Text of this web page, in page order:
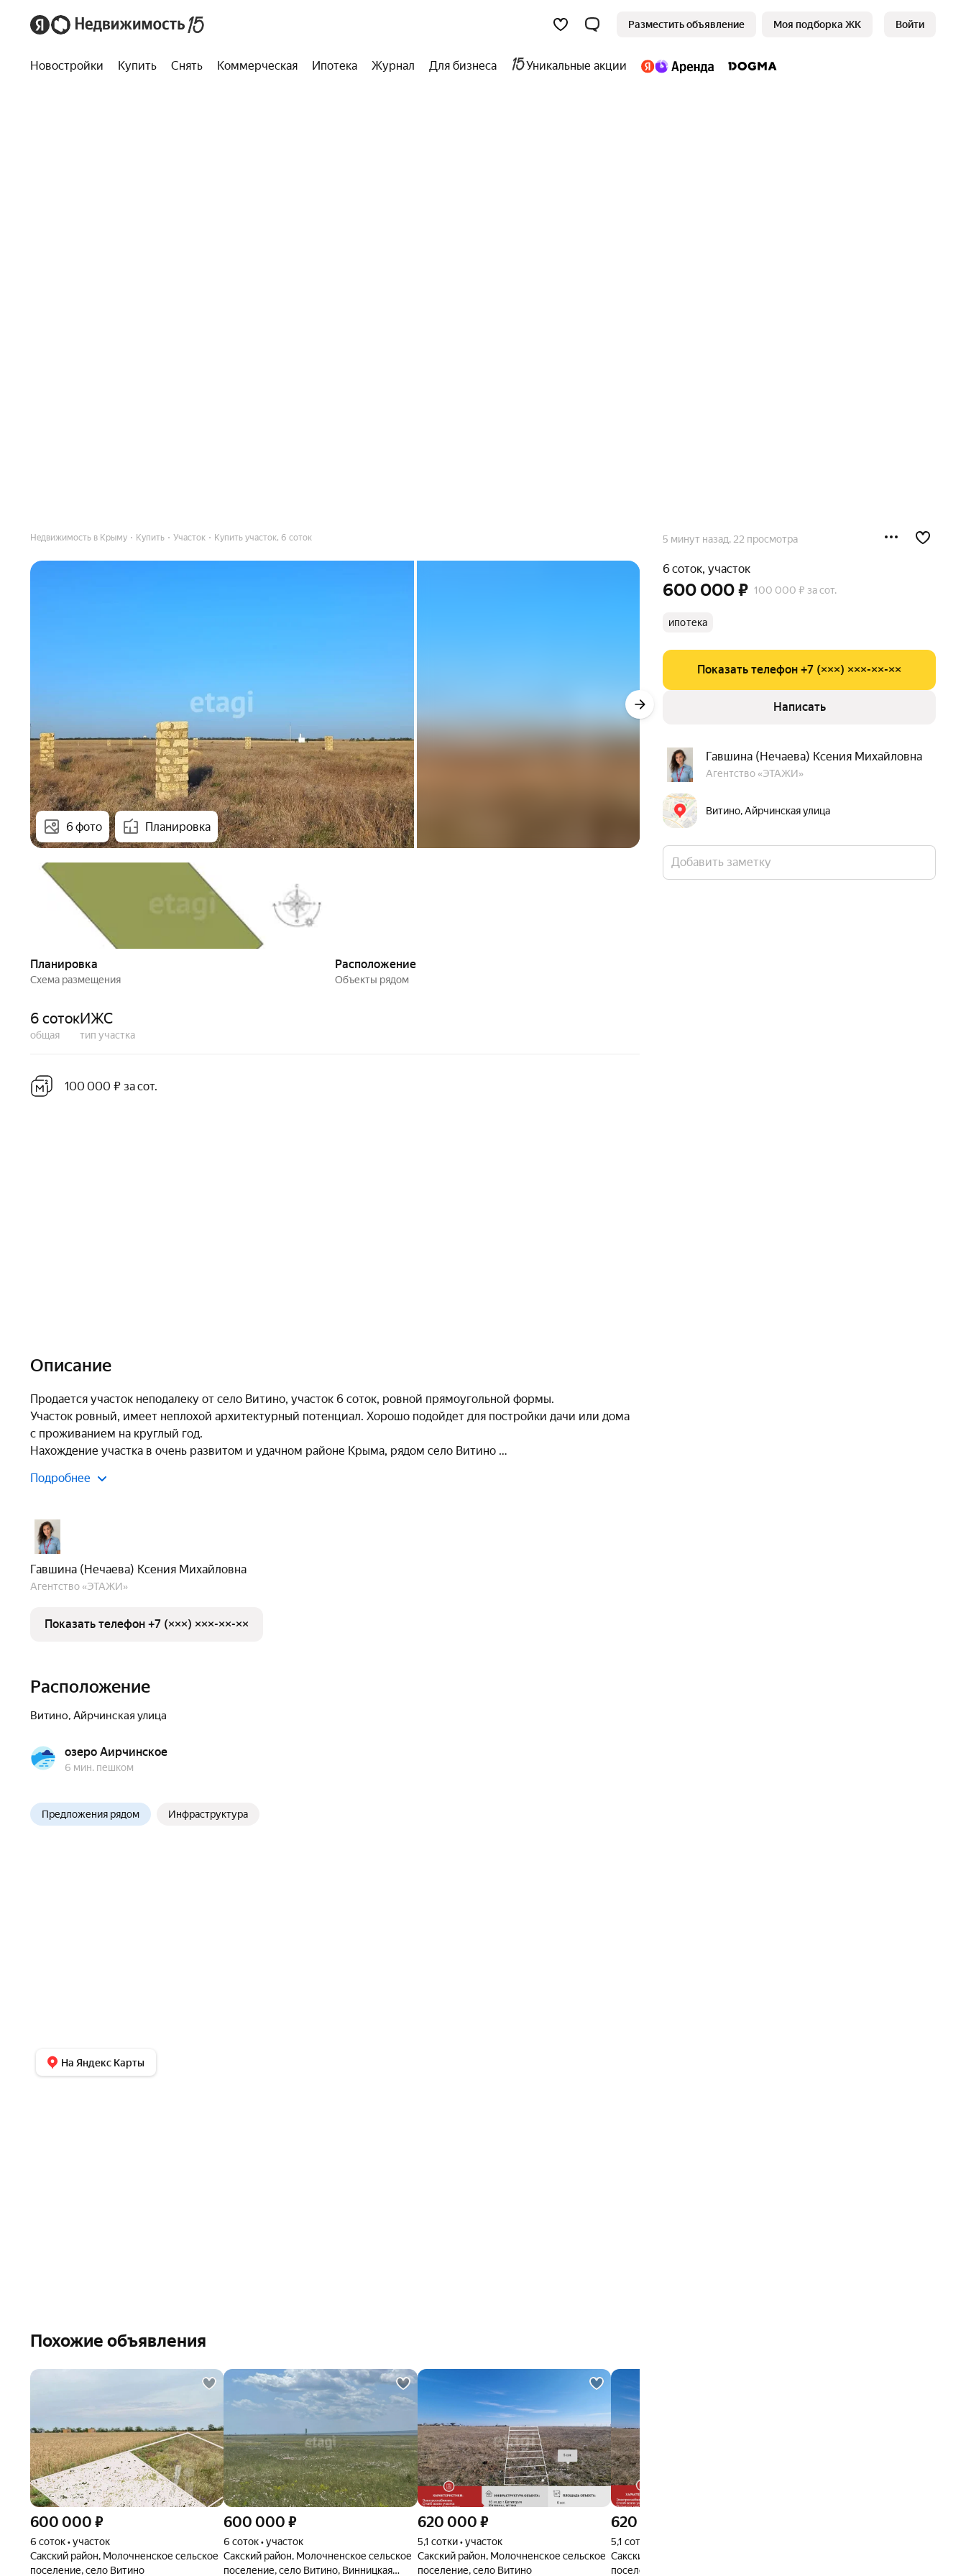
Разместить объявление Моя подборка ЖК Войти
Новостройки Купить Снять Коммерческая Ипотека Журнал Для бизнеса Уникальные акции
Недвижимость в Крыму Купить Участок Купить участок, 6 соток
6 фото Планировка
Планировка
Схема размещения
Расположение
Объекты рядом
5 минут назад, 22 просмотра
6 соток, участок
600 000 ₽ 100 000 ₽ за сот.
ипотека
Показать телефон +7 (×××) ×××-××-××
Написать
Витино, Айрчинская улица
Гавшина (Нечаева) Ксения Михайловна
Агентство «ЭТАЖИ»
Добавить заметку
6 соток
общая
ИЖС
тип участка
100 000 ₽ за сот.
Описание
Продается участок неподалеку от село Витино, участок 6 соток, ровной прямоугольной формы.
Участок ровный, имеет неплохой архитектурный потенциал. Хорошо подойдет для постройки дачи или дома
с проживанием на круглый год.
Нахождение участка в очень развитом и удачном районе Крыма, рядом село Витино
Подробнее
Гавшина (Нечаева) Ксения Михайловна
Агентство «ЭТАЖИ»
Показать телефон +7 (×××) ×××-××-××
Расположение
Витино, Айрчинская улица
озеро Аирчинское
6 мин. пешком
Предложения рядом Инфраструктура
На Яндекс Карты
Похожие объявления
600 000 ₽
6 соток • участок
Сакский район, Молочненское сельское
поселение, село Витино
600 000 ₽
6 соток • участок
Сакский район, Молочненское сельское
поселение, село Витино, Винницкая
620 000 ₽
5,1 сотки • участок
Сакский район, Молочненское сельское
поселение, село Витино
620 000
5,1 сотки • участок
Сакский район, Молочненское сельское
поселение, село Витино